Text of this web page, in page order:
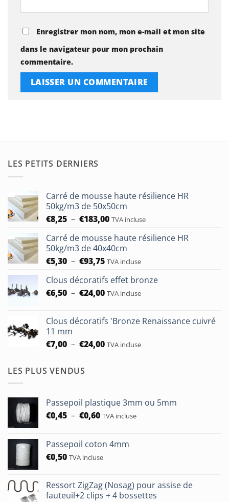
Enregistrer mon nom, mon e-mail et mon site
dans le navigateur pour mon prochain
commentaire.
LES PETITS DERNIERS
Carré de mousse haute résilience HR
50kg/m3 de 50x50cm
€8,25 – €183,00Plage
prix :
€8,25
à
TVA incluse
Carré de mousse haute résilience HR
50kg/m3 de 40x40cm
€5,30 – €93,75Plage
prix :
€5,30
TVA incluse
Clous décoratifs effet bronze
€6,50 – €24,00Plage
€6,50
€24,00
TVA incluse
Clous décoratifs 'Bronze Renaissance cuivré
11 mm
€7,00 – €24,00Plage
€24,00
TVA incluse
LES PLUS VENDUS
Passepoil plastique 3mm ou 5mm
€0,45 – €0,60Plage
€0,45
à
TVA incluse
Passepoil coton 4mm
€0,50 TVA incluse
Ressort ZigZag (Nosag) pour assise de
fauteuil+2 clips + 4 bossettes